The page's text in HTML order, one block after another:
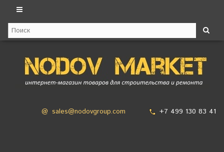
@ sales@nodovgroup.com +7 499 130 83 41